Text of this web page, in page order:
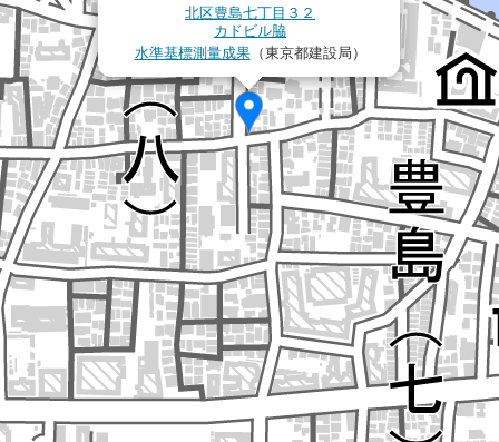
北区豊島七丁目３２
カドビル脇
水準基標測量成果（東京都建設局）